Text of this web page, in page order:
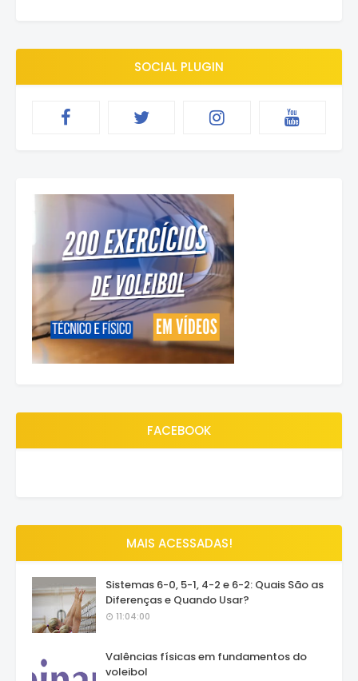
SOCIAL PLUGIN
FACEBOOK
MAIS ACESSADAS!
Sistemas 6-0, 5-1, 4-2 e 6-2: Quais São as
Diferenças e Quando Usar?
11:04:00
Valências físicas em fundamentos do
voleibol